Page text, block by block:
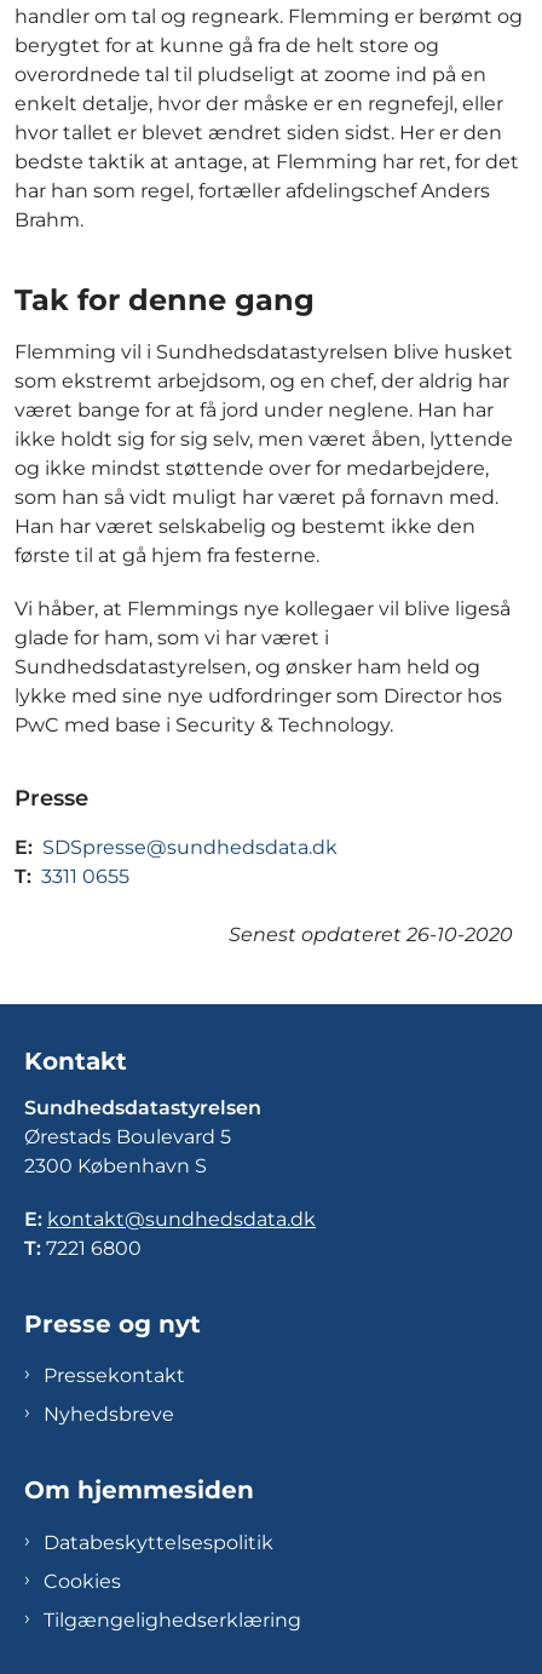
handler om tal og regneark. Flemming er berømt og
berygtet for at kunne gå fra de helt store og
overordnede tal til pludseligt at zoome ind på en
enkelt detalje, hvor der måske er en regnefejl, eller
hvor tallet er blevet ændret siden sidst. Her er den
bedste taktik at antage, at Flemming har ret, for det
har han som regel, fortæller afdelingschef Anders
Brahm.
Tak for denne gang
Flemming vil i Sundhedsdatastyrelsen blive husket
som ekstremt arbejdsom, og en chef, der aldrig har
været bange for at få jord under neglene. Han har
ikke holdt sig for sig selv, men været åben, lyttende
og ikke mindst støttende over for medarbejdere,
som han så vidt muligt har været på fornavn med.
Han har været selskabelig og bestemt ikke den
første til at gå hjem fra festerne.
Vi håber, at Flemmings nye kollegaer vil blive ligeså
glade for ham, som vi har været i
Sundhedsdatastyrelsen, og ønsker ham held og
lykke med sine nye udfordringer som Director hos
PwC med base i Security & Technology.
Presse
E: SDSpresse@sundhedsdata.dk
T: 3311 0655
Senest opdateret 26-10-2020
Kontakt
Sundhedsdatastyrelsen
Ørestads Boulevard 5
2300 København S
E: kontakt@sundhedsdata.dk
T: 7221 6800
Presse og nyt
Pressekontakt
Nyhedsbreve
Om hjemmesiden
Databeskyttelsespolitik
Cookies
Tilgængelighedserklæring